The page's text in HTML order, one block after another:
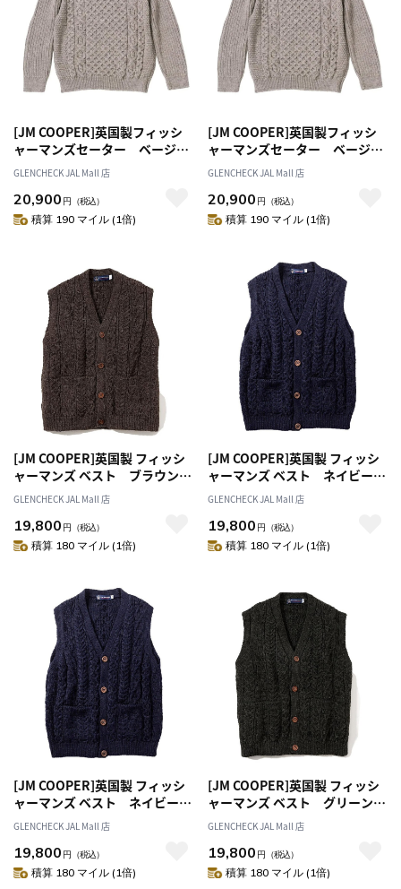
[JM COOPER]英国製フィッシ
ャーマンズセーター ベージ
ュ M
GLENCHECK JAL Mall 店
20,900 円 （税込）
積算 190 マイル (1倍)
[JM COOPER]英国製フィッシ
ャーマンズセーター ベージ
ュ L
GLENCHECK JAL Mall 店
20,900 円 （税込）
積算 190 マイル (1倍)
[JM COOPER]英国製 フィッシ
ャーマンズ ベスト ブラウン
L
GLENCHECK JAL Mall 店
19,800 円 （税込）
積算 180 マイル (1倍)
[JM COOPER]英国製 フィッシ
ャーマンズ ベスト ネイビー
M
GLENCHECK JAL Mall 店
19,800 円 （税込）
積算 180 マイル (1倍)
[JM COOPER]英国製 フィッシ
ャーマンズ ベスト ネイビー
L
GLENCHECK JAL Mall 店
19,800 円 （税込）
積算 180 マイル (1倍)
[JM COOPER]英国製 フィッシ
ャーマンズ ベスト グリーン
M
GLENCHECK JAL Mall 店
19,800 円 （税込）
積算 180 マイル (1倍)